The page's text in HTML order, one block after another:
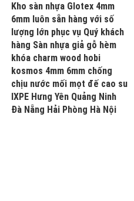
Kho sàn nhựa Glotex 4mm
6mm luôn sẵn hàng với số
lượng lớn phục vụ Quý khách
hàng Sàn nhựa giả gỗ hèm
khóa charm wood hobi
kosmos 4mm 6mm chống
chịu nước mối mọt đế cao su
IXPE Hưng Yên Quảng Ninh
Đà Nẵng Hải Phòng Hà Nội